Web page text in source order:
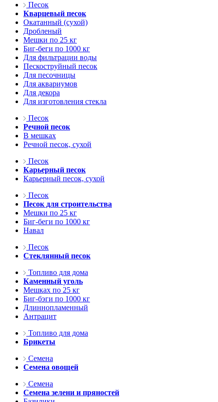
Песок
Кварцевый песок
Окатанный (сухой)
Дробленый
Мешки по 25 кг
Биг-беги по 1000 кг
Для фильтрации воды
Пескоструйный песок
Для песочницы
Для аквариумов
Для декора
Для изготовления стекла
Песок
Речной песок
В мешках
Речной песок, сухой
Песок
Карьерный песок
Карьерный песок, сухой
Песок
Песок для строительства
Мешки по 25 кг
Биг-беги по 1000 кг
Навал
Песок
Стеклянный песок
Топливо для дома
Каменный уголь
Мешках по 25 кг
Биг-бэги по 1000 кг
Длиннопламенный
Антрацит
Топливо для дома
Брикеты
Семена
Семена овощей
Семена
Семена зелени и пряностей